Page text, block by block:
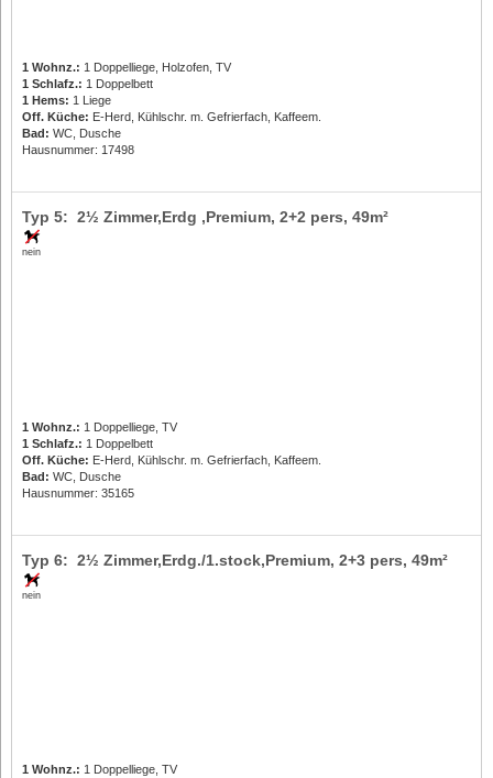
1 Wohnz.: 1 Doppelliege, Holzofen, TV
1 Schlafz.: 1 Doppelbett
1 Hems: 1 Liege
Off. Küche: E-Herd, Kühlschr. m. Gefrierfach, Kaffeem.
Bad: WC, Dusche
Hausnummer: 17498
nein
Typ 5: 2½ Zimmer,Erdg ,Premium, 2+2 pers, 49m²
1 Wohnz.: 1 Doppelliege, TV
1 Schlafz.: 1 Doppelbett
Off. Küche: E-Herd, Kühlschr. m. Gefrierfach, Kaffeem.
Bad: WC, Dusche
Hausnummer: 35165
nein
Typ 6: 2½ Zimmer,Erdg./1.stock,Premium, 2+3 pers, 49m²
1 Wohnz.: 1 Doppelliege, TV